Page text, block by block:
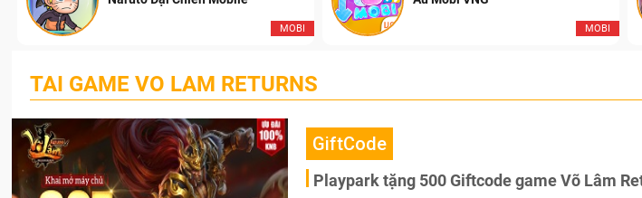
MOBI MOBI
TAI GAME VO LAM RETURNS
GiftCode
Playpark tặng 500 Giftcode game Võ Lâm